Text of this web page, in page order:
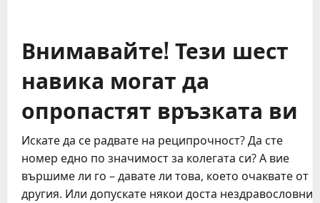
Внимавайте! Тези шест
навика могат да
опропастят връзката ви
Искате да се радвате на реципрочност? Да сте
номер едно по значимост за колегата си? А вие
вършиме ли го – давате ли това, което очаквате от
другия. Или допускате някои доста нездравословни